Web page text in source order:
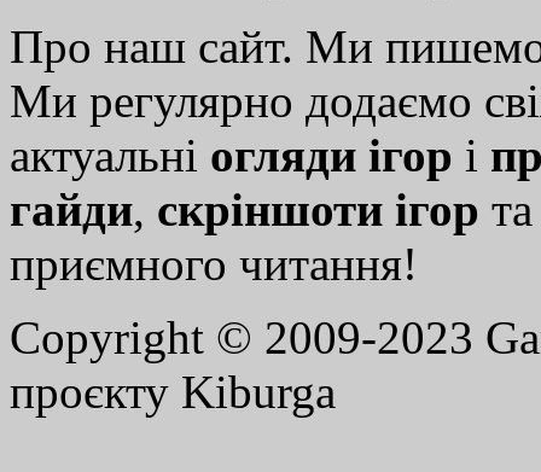
Про наш сайт. Ми
Ми регулярно додаємо
актуальні огляди ігор і
гайди, скріншоти ігор
приємного читання!
Copyright © 2009-2023
проєкту Kiburga